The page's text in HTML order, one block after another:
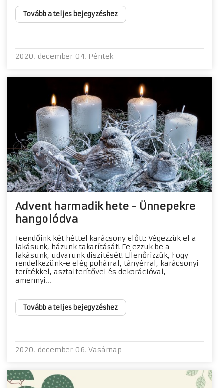
Tovább a teljes bejegyzéshez
2020. december 04. Péntek
Advent harmadik hete - Ünnepekre
hangolódva
Teendőink két héttel karácsony előtt: Végezzük el a
lakásunk, házunk takarítását! Fejezzük be a
lakásunk, udvarunk díszítését! Ellenőrizzük, hogy
rendelkezünk-e elég pohárral, tányérral, karácsonyi
terítékkel, asztalterítővel és dekorációval,
amennyi...
Tovább a teljes bejegyzéshez
2020. december 06. Vasárnap